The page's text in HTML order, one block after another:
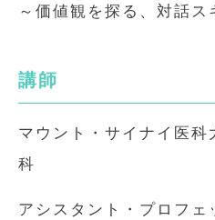
～価値観を探る、対話ス
講師
マウント・サイナイ医
科
アシスタント・プロフ